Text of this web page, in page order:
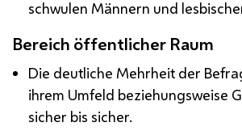
schwulen Männern und
Bereich öffentlicher Raum
Die deutliche Mehrheit der
ihrem Umfeld beziehungsweise
sicher bis sicher.